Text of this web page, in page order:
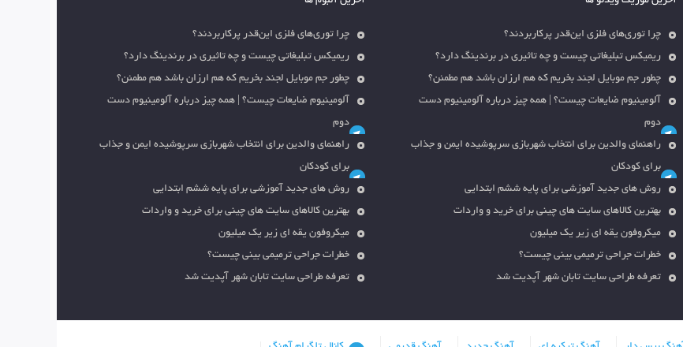
چرا توری‌های فلزی این‌قدر پرکاربردند؟
ریمیکس تبلیغاتی چیست و چه تاثیری در برندینگ دارد؟
چطور جم موبایل لجند بخریم که هم ارزان باشد هم مطمئن؟
آلومینیوم ضایعات چیست؟ | همه چیز درباره آلومینیوم دست
دوم
راهنمای والدین برای انتخاب شهربازی سرپوشیده ایمن و جذاب
برای کودکان
روش های جدید آموزشی برای پایه ششم ابتدایی
بهترین کالاهای سایت های چینی برای خرید و واردات
میکروفون یقه ای زیر یک میلیون
خطرات جراحی ترمیمی بینی چیست؟
تعرفه طراحی سایت تابان شهر آپدیت شد
چرا توری‌های فلزی این‌قدر پرکاربردند؟
ریمیکس تبلیغاتی چیست و چه تاثیری در برندینگ دارد؟
چطور جم موبایل لجند بخریم که هم ارزان باشد هم مطمئن؟
آلومینیوم ضایعات چیست؟ | همه چیز درباره آلومینیوم دست
دوم
راهنمای والدین برای انتخاب شهربازی سرپوشیده ایمن و جذاب
برای کودکان
روش های جدید آموزشی برای پایه ششم ابتدایی
بهترین کالاهای سایت های چینی برای خرید و واردات
میکروفون یقه ای زیر یک میلیون
خطرات جراحی ترمیمی بینی چیست؟
تعرفه طراحی سایت تابان شهر آپدیت شد